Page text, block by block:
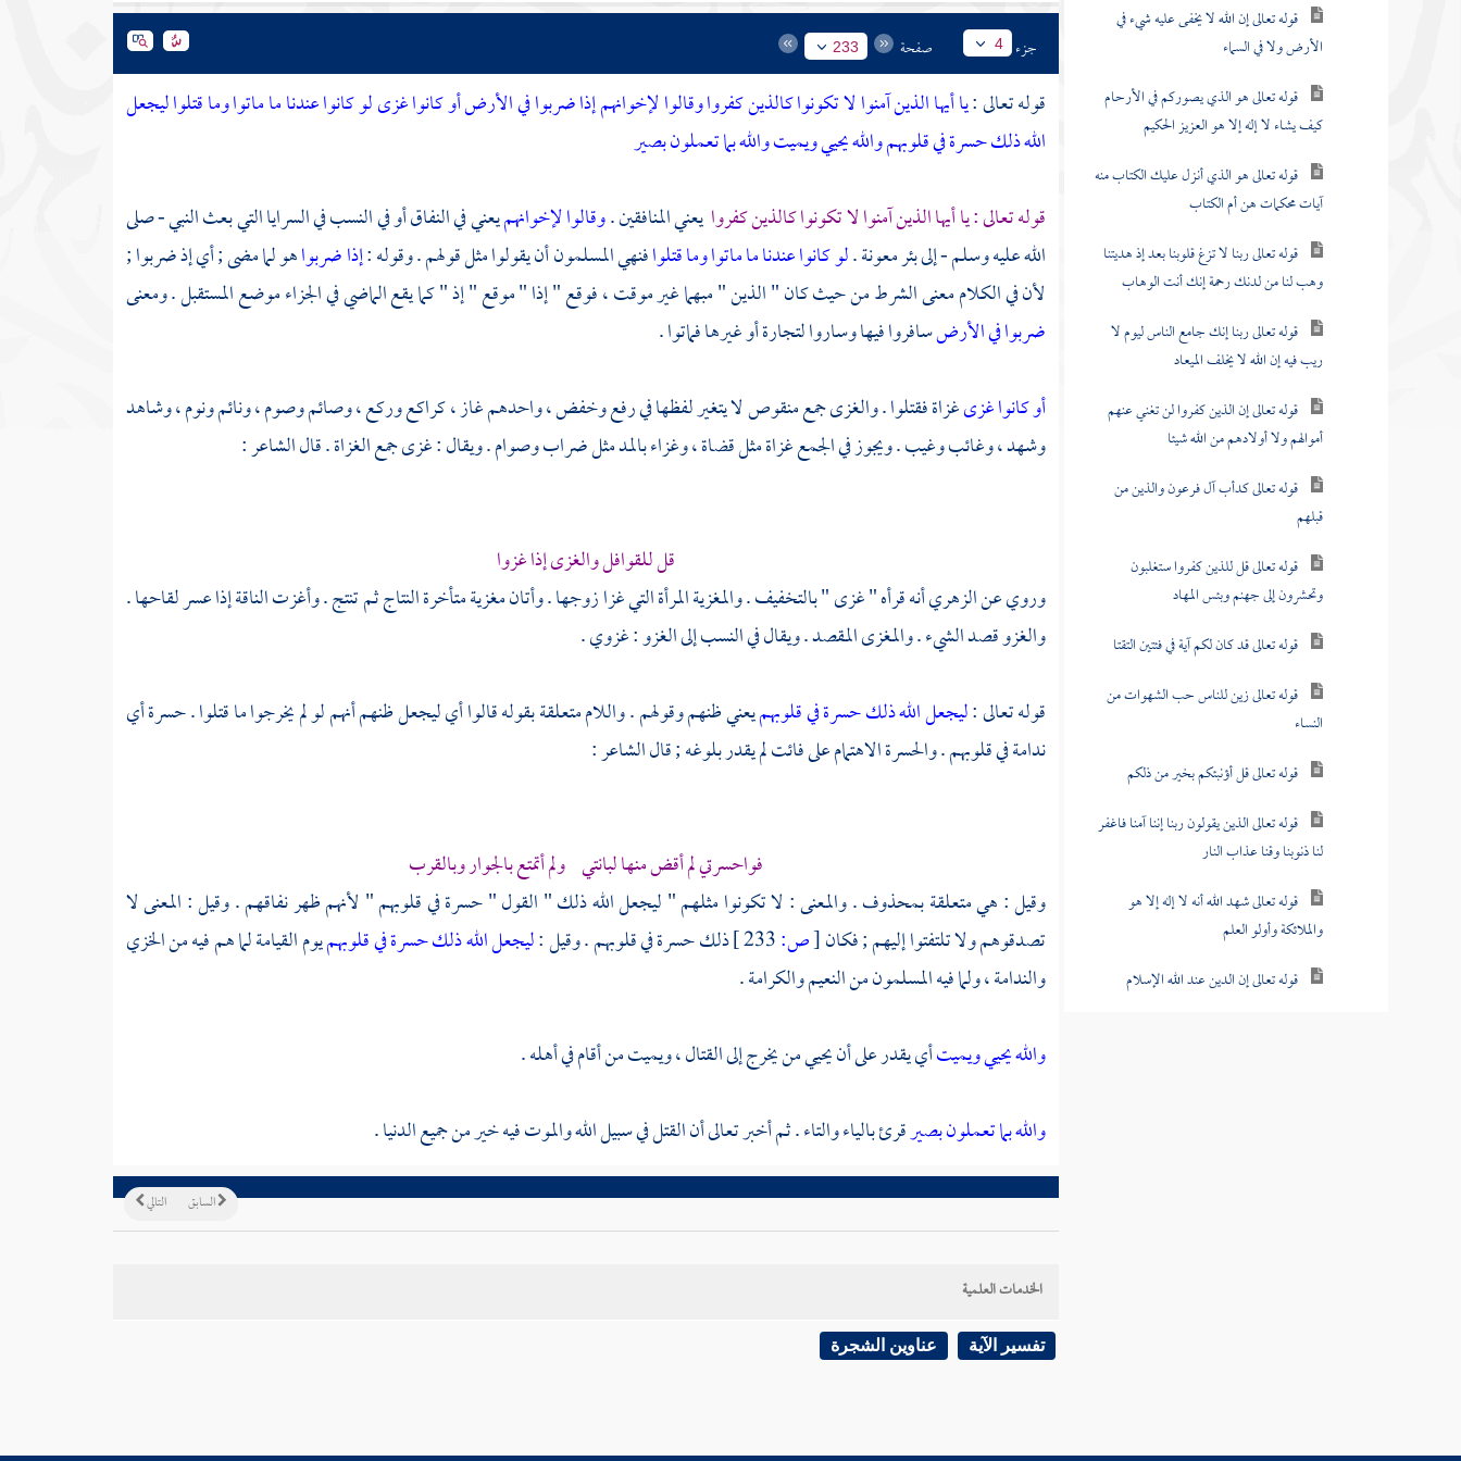
قوله تعالى إن الله لا يخفى عليه شيء في
الأرض ولا في السماء
قوله تعالى هو الذي يصوركم في الأرحام
كيف يشاء لا إله إلا هو العزيز الحكيم
قوله تعالى هو الذي أنزل عليك الكتاب منه
آيات محكمات هن أم الكتاب
قوله تعالى ربنا لا تزغ قلوبنا بعد إذ هديتنا
وهب لنا من لدنك رحمة إنك أنت الوهاب
قوله تعالى ربنا إنك جامع الناس ليوم لا
ريب فيه إن الله لا يخلف الميعاد
قوله تعالى إن الذين كفروا لن تغني عنهم
أموالهم ولا أولادهم من الله شيئا
قوله تعالى كدأب آل فرعون والذين من
قبلهم
قوله تعالى قل للذين كفروا ستغلبون
وتحشرون إلى جهنم وبئس المهاد
قوله تعالى قد كان لكم آية في فئتين التقتا
قوله تعالى زين للناس حب الشهوات من
النساء
قوله تعالى قل أؤنبئكم بخير من ذلكم
قوله تعالى الذين يقولون ربنا إننا آمنا فاغفر
لنا ذنوبنا وقنا عذاب النار
قوله تعالى شهد الله أنه لا إله إلا هو
والملائكة وأولو العلم
قوله تعالى إن الدين عند الله الإسلام
من تشاء وتنزع الملك ممن تشاء
جزء 4 صفحة 233
قوله تعالى :يا أيها الذين آمنوا لا تكونوا كالذين كفروا وقالوا لإخوانهم إذا ضربوا في الأرض أو كانوا غزى لو كانوا عندنا ما ماتوا وما قتلوا ليجعل
الله ذلك حسرة في قلوبهم والله يحيي ويميت والله بما تعملون بصير
قوله تعالى : يا أيها الذين آمنوا لا تكونوا كالذين كفروا يعني المنافقين .وقالوا لإخوانهميعني في النفاق أو في النسب في السرايا التي بعث النبي - صلى
الله عليه وسلم - إلىبئر معونة.لو كانوا عندنا ما ماتوا وما قتلوافنهي المسلمون أن يقولوا مثل قولهم . وقوله :إذا ضربواهو لما مضى ; أي إذ ضربوا ;
لأن في الكلام معنى الشرط من حيث كان " الذين " مبهما غير موقت ، فوقع " إذا " موقع " إذ " كما يقع الماضي في الجزاء موضع المستقبل . ومعنى
ضربوا في الأرضسافروا فيها وساروا لتجارة أو غيرها فماتوا .
أو كانوا غزىغزاة فقتلوا . والغزى جمع منقوص لا يتغير لفظها في رفع وخفض ، واحدهم غاز ، كراكع وركع ، وصائم وصوم ، ونائم ونوم ، وشاهد
وشهد ، وغائب وغيب . ويجوز في الجمع غزاة مثل قضاة ، وغزاء بالمد مثل ضراب وصوام . ويقال : غزى جمع الغزاة . قال الشاعر :
قل للقوافل والغزى إذا غزوا
وروي عنالزهريأنه قرأه " غزى " بالتخفيف . والمغزية المرأة التي غزا زوجها . وأتان مغزية متأخرة النتاج ثم تنتج . وأغزت الناقة إذا عسر لقاحها .
والغزو قصد الشيء . والمغزى المقصد . ويقال في النسب إلى الغزو : غزوي .
قوله تعالى :ليجعل الله ذلك حسرة في قلوبهميعني ظنهم وقولهم . واللام متعلقة بقوله قالوا أي ليجعل ظنهم أنهم لو لم يخرجوا ما قتلوا . حسرة أي
ندامة في قلوبهم . والحسرة الاهتمام على فائت لم يقدر بلوغه ; قال الشاعر :
فواحسرتي لم أقض منها لبانتي ولم أتمتع بالجوار وبالقرب
وقيل : هي متعلقة بمحذوف . والمعنى : لا تكونوا مثلهم " ليجعل الله ذلك " القول " حسرة في قلوبهم " لأنهم ظهر نفاقهم . وقيل : المعنى لا
تصدقوهم ولا تلتفتوا إليهم ; فكان[ص: ذلك حسرة في قلوبهم . وقيل :ليجعل الله ذلك حسرة في قلوبهميوم القيامة لما هم فيه من الخزي
والندامة ، ولما فيه المسلمون من النعيم والكرامة .
والله يحيي ويميتأي يقدر على أن يحيي من يخرج إلى القتال ، ويميت من أقام في أهله .
والله بما تعملون بصيرقرئ بالياء والتاء . ثم أخبر تعالى أن القتل في سبيل الله والموت فيه خير من جميع الدنيا .
التالي السابق
الخدمات العلمية
تفسير الآية عناوين الشجرة